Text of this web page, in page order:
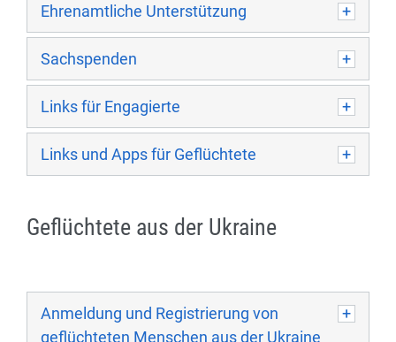
Ehrenamtliche Unterstützung
Sachspenden
Links für Engagierte
Links und Apps für Geflüchtete
Geflüchtete aus der Ukraine
Anmeldung und Registrierung von
geflüchteten Menschen aus der Ukraine